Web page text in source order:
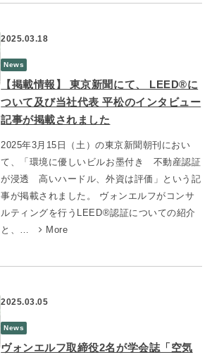
2025.03.18
News
【掲載情報】 東京新聞にて、 LEED®に
ついて及び当社代表 平松のインタビュー
記事が掲載されました
2025年3月15日（土）の東京新聞朝刊におい
て、「環境に優しいビルお墨付き 不動産認証
が浸透 高いハードル、外資は評価」という記
事が掲載されました。 ヴォンエルフがコンサ
ルティングを行うLEED®認証についての紹介
と、…
More
2025.03.05
News
ヴォンエルフ取締役2名が学会誌「空気